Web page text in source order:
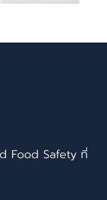
Food Safety ที่